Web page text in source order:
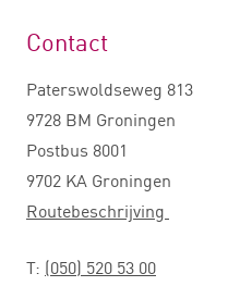
Contact
Paterswoldseweg 813
9728 BM Groningen
Postbus 8001
9702 KA Groningen
Routebeschrijving
T: (050) 520 53 00